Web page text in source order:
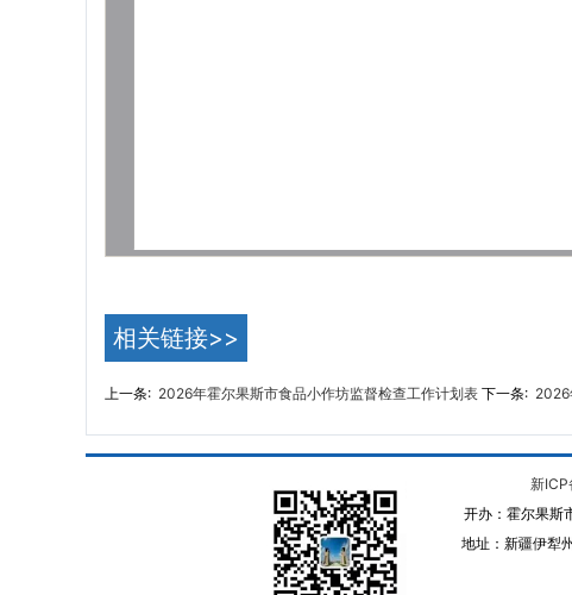
相关链接>>
上一条: 2026年霍尔果斯市食品小作坊监督检查工作计划表 下一条: 2026
新
开办：霍尔果斯
地址：新疆伊